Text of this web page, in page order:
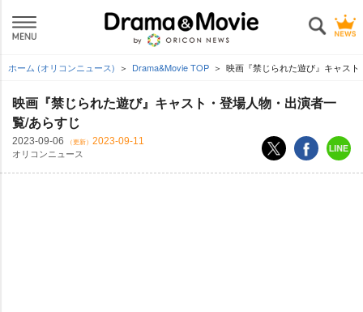
ホーム (オリコンニュース) Drama&Movie TOP 映画『禁じられた遊び』キャス
映画『禁じられた遊び』キャスト・登場人物・出演者一
覧/あらすじ
2023-09-06 （更新） 2023-09-11
オリコンニュース